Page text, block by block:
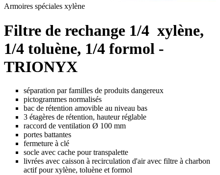
Armoires spéciales xylène
Filtre de rechange 1/4 xylène,
1/4 toluène, 1/4 formol -
TRIONYX
séparation par familles de produits dangereux
pictogrammes normalisés
bac de rétention amovible au niveau bas
3 étagères de rétention, hauteur réglable
raccord de ventilation Ø 100 mm
portes battantes
fermeture à clé
socle avec cache pour transpalette
livrées avec caisson à recirculation d'air avec filtre à charbon
actif pour xylène, toluène et formol